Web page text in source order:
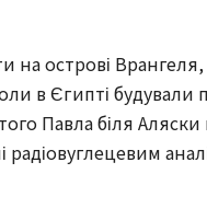
на острові
в Єгипті будували
Павла біля
радіовуглецевим